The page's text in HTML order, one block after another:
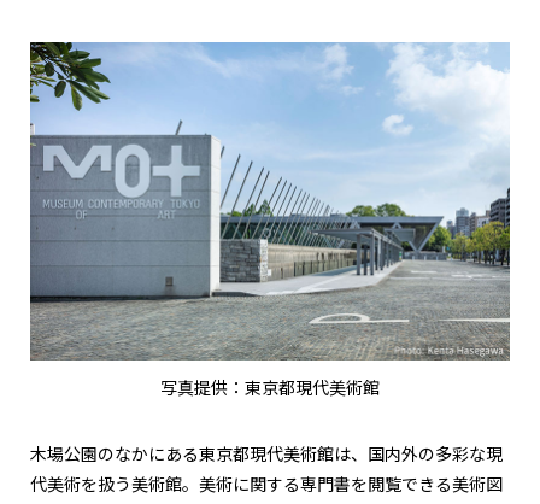
写真提供：東京都現代美術館
木場公園のなかにある東京都現代美術館は、国内外の多彩な現
代美術を扱う美術館。美術に関する専門書を閲覧できる美術図